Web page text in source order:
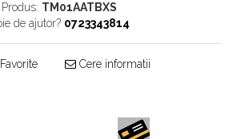
TM01AATBXS
de ajutor? 0723343814
Cere informatii